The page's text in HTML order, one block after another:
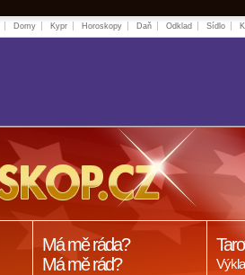
Domy Kypr Horoskopy Daň Odklad Sídlo
Má mě ráda?
Má mě rád?